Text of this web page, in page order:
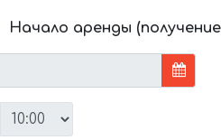
Начало аренды